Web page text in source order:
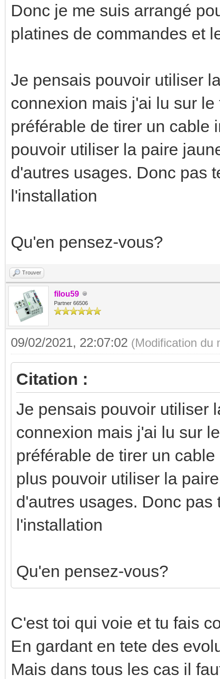
Donc je me suis arrangé
platines de commandes et
Je pensais pouvoir utiliser
connexion mais j'ai lu sur
préférable de tirer un cable
pouvoir utiliser la paire
d'autres usages. Donc pas
l'installation
Qu'en pensez-vous?
Trouver
filou59
Partner 66506
09/02/2021, 22:07:02 (Modification du
Citation :
Je pensais pouvoir utiliser
connexion mais j'ai lu sur
préférable de tirer un
plus pouvoir utiliser la
d'autres usages. Donc
l'installation
Qu'en pensez-vous?
C'est toi qui voie et tu fais
En gardant en tete des
Mais dans tous les cas il